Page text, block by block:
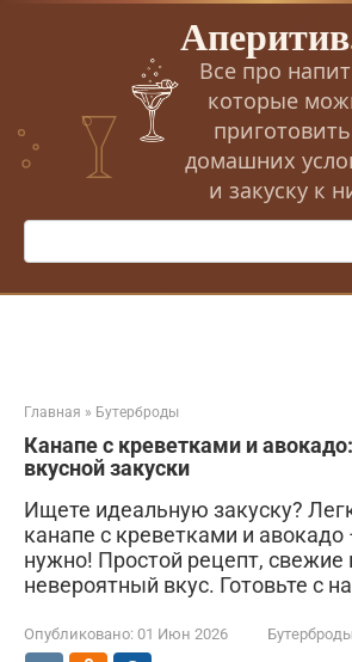
Перейти
Все про
которые
домашних
и закуску к
Поиск:
Главная » Бутерброды
Канапе с креветками и
вкусной закуски
Ищете идеальную закуску?
канапе с креветками и авокадо
нужно! Простой рецепт, свежие
невероятный вкус. Готовьте с
Опубликовано: 01 Июн 2026 Бутерброды